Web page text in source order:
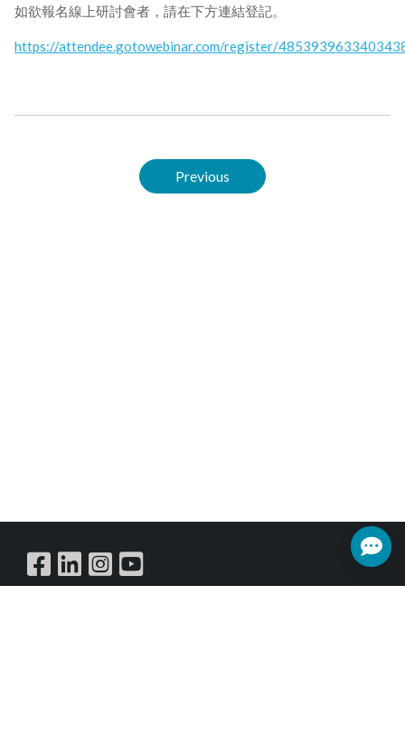
如欲報名線上研討會者，請在下方連結登記。
https://attendee.gotowebinar.com/register/
Previous